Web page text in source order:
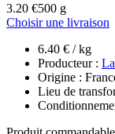
3.20 €500 g
Choisir une livraison
6.40 € / kg
Producteur :
Origine :
Lieu de